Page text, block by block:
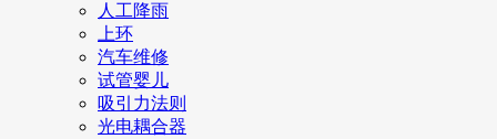
人工降雨
上环
汽车维修
试管婴儿
吸引力法则
光电耦合器